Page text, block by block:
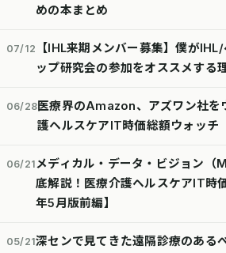
めの本まとめ
07/12
【IHL来期メンバー募集】僕が
ップ研究会の参加をオススメする
06/28医療界のAmazon、アズワン社を
護ヘルスケアIT時価総額ウォッチ
06/21メディカル・データ・ビジョン（
底解説！医療介護ヘルスケアIT時
年5月版前編】
05/21深センで見てきた遠隔診療のある